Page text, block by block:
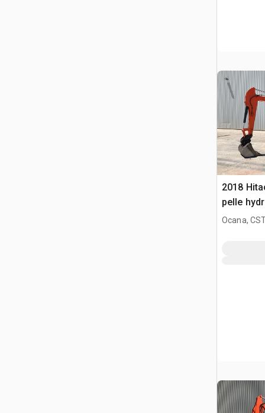
2018
pelle
Ocana,